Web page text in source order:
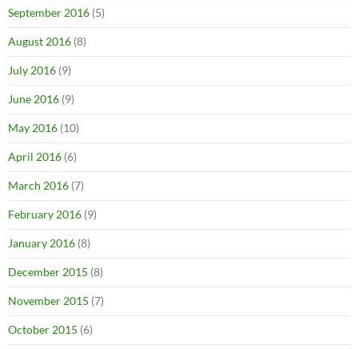
September 2016 (5)
August 2016 (8)
July 2016 (9)
June 2016 (9)
May 2016 (10)
April 2016 (6)
March 2016 (7)
February 2016 (9)
January 2016 (8)
December 2015 (8)
November 2015 (7)
October 2015 (6)